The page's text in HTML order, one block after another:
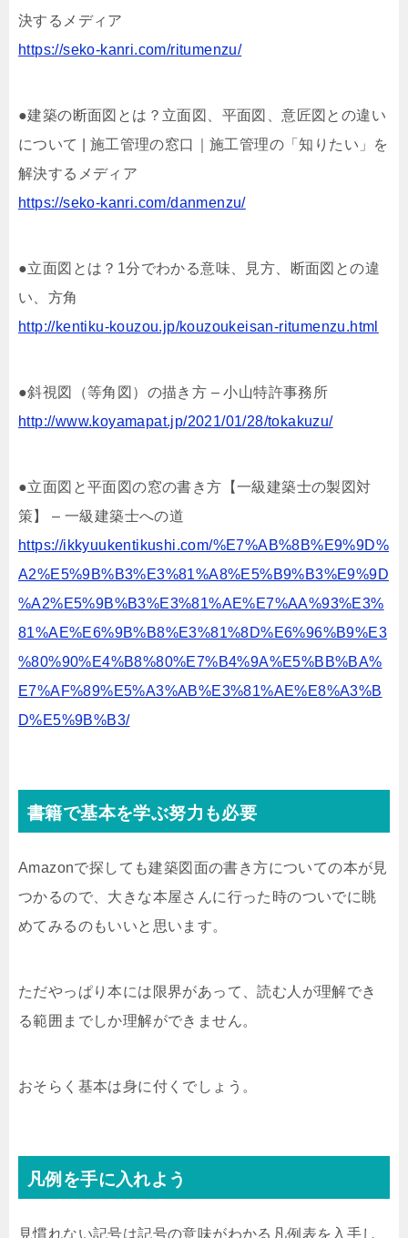
決するメディア
https://seko-kanri.com/ritumenzu/
●建築の断面図とは？立面図、平面図、意匠図との違い
について | 施工管理の窓口｜施工管理の「知りたい」を
解決するメディア
https://seko-kanri.com/danmenzu/
●立面図とは？1分でわかる意味、見方、断面図との違
い、方角
http://kentiku-kouzou.jp/kouzoukeisan-ritumenzu.html
●斜視図（等角図）の描き方 – 小山特許事務所
http://www.koyamapat.jp/2021/01/28/tokakuzu/
●立面図と平面図の窓の書き方【一級建築士の製図対
策】 – 一級建築士への道
https://ikkyuukentikushi.com/%E7%AB%8B%E9%9D%
A2%E5%9B%B3%E3%81%A8%E5%B9%B3%E9%9D
%A2%E5%9B%B3%E3%81%AE%E7%AA%93%E3%
81%AE%E6%9B%B8%E3%81%8D%E6%96%B9%E3
%80%90%E4%B8%80%E7%B4%9A%E5%BB%BA%
E7%AF%89%E5%A3%AB%E3%81%AE%E8%A3%B
D%E5%9B%B3/
書籍で基本を学ぶ努力も必要
Amazonで探しても建築図面の書き方についての本が見
つかるので、大きな本屋さんに行った時のついでに眺
めてみるのもいいと思います。
ただやっぱり本には限界があって、読む人が理解でき
る範囲までしか理解ができません。
おそらく基本は身に付くでしょう。
凡例を手に入れよう
見慣れない記号は記号の意味がわかる凡例表を入手し